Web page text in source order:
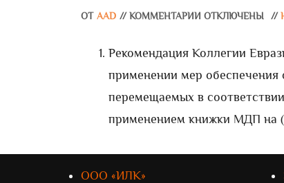
ОТ AAD // КОММЕНТАРИИ ОТКЛЮЧЕНЫ //
Рекомендация Коллегии
применении мер обеспечения
перемещаемых в
применением книжки МДП на
ООО «ИЛК»